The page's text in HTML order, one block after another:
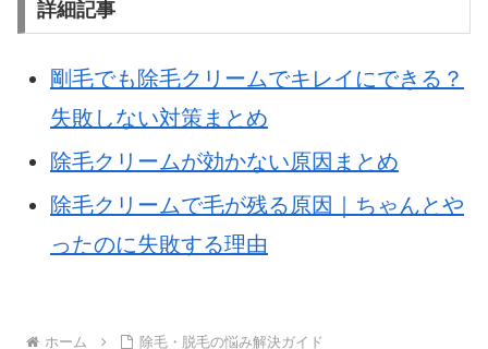
詳細記事
剛毛でも除毛クリームでキレイにできる？
失敗しない対策まとめ
除毛クリームが効かない原因まとめ
除毛クリームで毛が残る原因｜ちゃんとや
ったのに失敗する理由
ホーム 除毛・脱毛の悩み解決ガイド